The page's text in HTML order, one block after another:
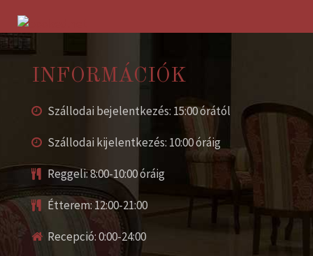
INFORMÁCIÓK
Szállodai bejelentkezés: 15:00 órától
Szállodai kijelentkezés: 10:00 óráig
Reggeli: 8:00-10:00 óráig
Étterem: 12:00-21:00
Recepció: 0:00-24:00